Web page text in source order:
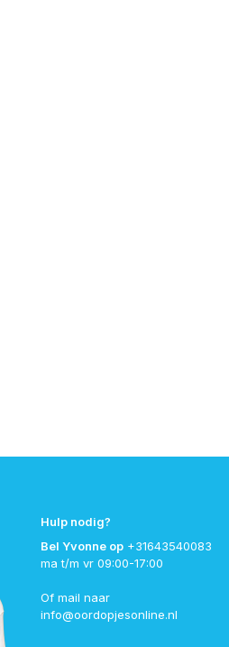
Hulp nodig?
Bel Yvonne op +31643540083
ma t/m vr 09:00-17:00
Of mail naar
info@oordopjesonline.nl